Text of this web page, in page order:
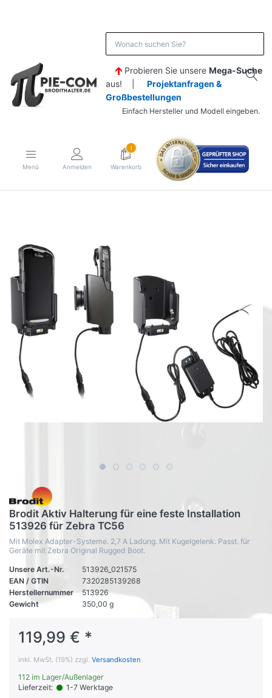
Probieren Sie unsere Mega-Suche
aus! | Projektanfragen &
Großbestellungen
Einfach Hersteller und Modell eingeben.
Menü Anmelden
1
Warenkorb
Brodit Aktiv Halterung für eine feste Installation
513926 für Zebra TC56
Mit Molex Adapter-Systeme. 2,7 A Ladung. Mit Kugelgelenk. Passt. für
Geräte mit Zebra Original Rugged Boot.
Unsere Art.-Nr.
513926_021575
EAN / GTIN
7320285139268
Herstellernummer
513926
Gewicht
350,00 g
119,99 € *
inkl. MwSt. (19%) zzgl. Versandkosten
112 im Lager/Außenlager
Lieferzeit:
1-7 Werktage